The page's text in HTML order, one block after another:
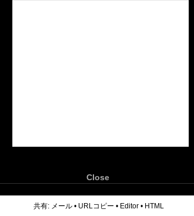
Close
共有: メール • URLコピー • Editor • HTML